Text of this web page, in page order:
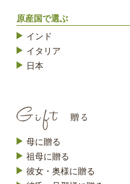
原産国で選ぶ
インド
イタリア
日本
母に贈る
祖母に贈る
彼女・奥様に贈る